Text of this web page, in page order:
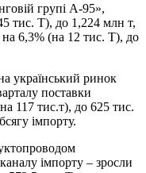
групі А-95»,
тис. Т), до 1,224 млн т,
6,3% (на 12 тис. Т), до
український ринок
поставки
117 тис.т), до 625 тис.
імпорту.
імпорту – зросли